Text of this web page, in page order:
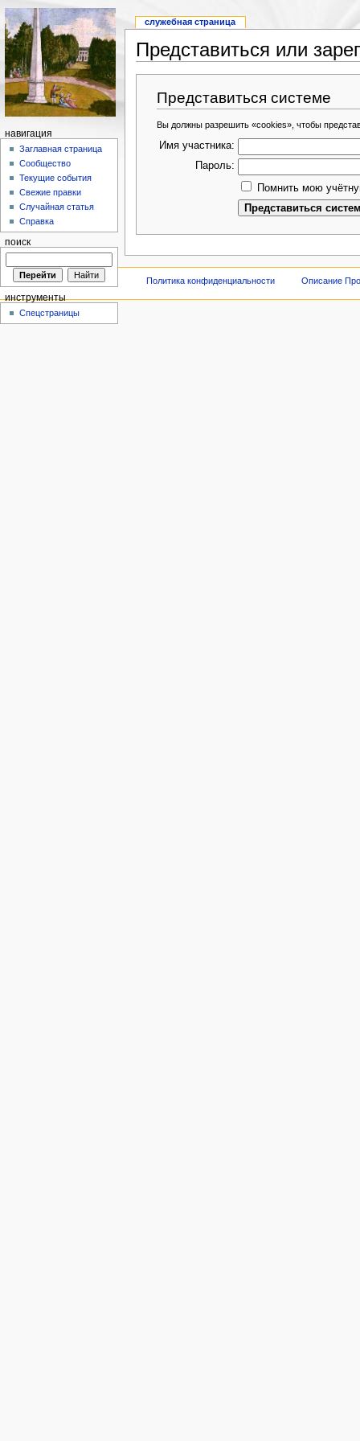
Представиться или
Представиться системе
Вы должны разрешить «cookies», чтобы
Имя участника:
Пароль:
Помнить мою
служебная страница
навигация
Заглавная страница
Сообщество
Текущие события
Свежие правки
Случайная статья
Справка
поиск
инструменты
Спецстраницы
Политика конфиденциальности Описание